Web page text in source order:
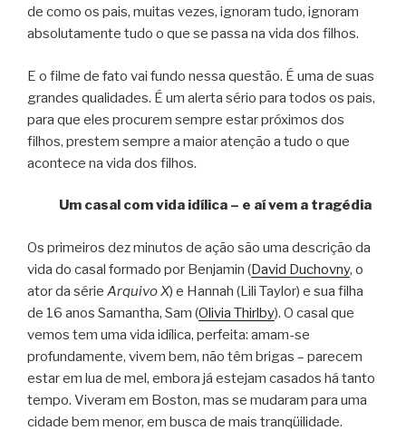
de como os pais, muitas vezes, ignoram tudo, ignoram
absolutamente tudo o que se passa na vida dos filhos.
E o filme de fato vai fundo nessa questão. É uma de suas
grandes qualidades. É um alerta sério para todos os pais,
para que eles procurem sempre estar próximos dos
filhos, prestem sempre a maior atenção a tudo o que
acontece na vida dos filhos.
Um casal com vida idílica – e aí vem a tragédia
Os primeiros dez minutos de ação são uma descrição da
vida do casal formado por Benjamin (David Duchovny, o
ator da série Arquivo X) e Hannah (Lili Taylor) e sua filha
de 16 anos Samantha, Sam (Olivia Thirlby). O casal que
vemos tem uma vida idílica, perfeita: amam-se
profundamente, vivem bem, não têm brigas – parecem
estar em lua de mel, embora já estejam casados há tanto
tempo. Viveram em Boston, mas se mudaram para uma
cidade bem menor, em busca de mais tranqüilidade.